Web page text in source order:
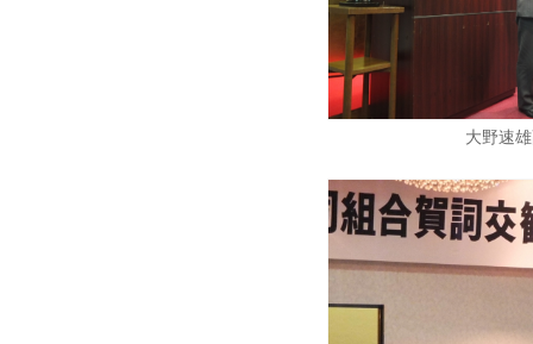
大野速